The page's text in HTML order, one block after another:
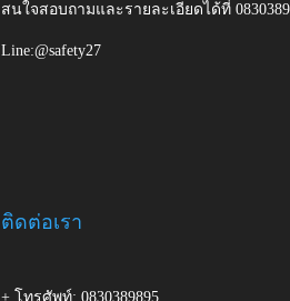
สนใจสอบถามและรายละเอียดได้ที่
Line:@safety27
ติดต่อเรา
+ โทรศัพท์: 0830389895